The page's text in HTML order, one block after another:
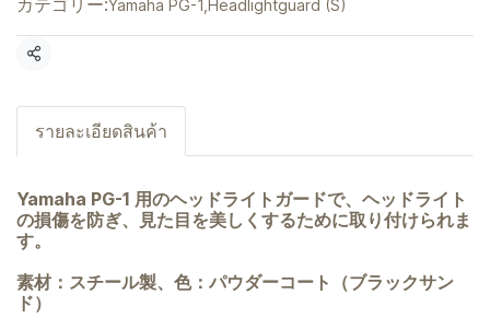
カテゴリー:Yamaha PG-1 Headlightguard (S)
共有
รายละเอียดสินค้า
Yamaha PG-1 用のヘッドライトガードで、ヘッドライト
の損傷を防ぎ、見た目を美しくするために取り付けられま
す。
素材：スチール製、色：パウダーコート（ブラックサン
ド）